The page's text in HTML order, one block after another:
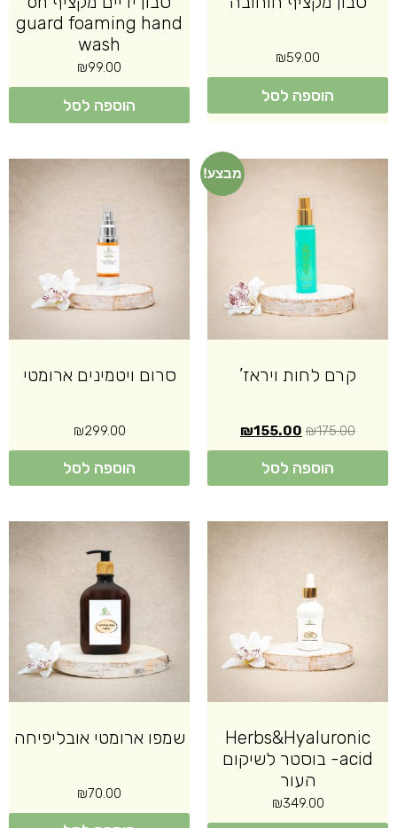
₪59.00
הוספה לסל
guard foaming hand
wash
₪99.00
הוספה לסל
מבצע!
קרם לחות ויראז’
₪175.00
₪155.00
הוספה לסל
סרום ויטמינים ארומטי
₪299.00
הוספה לסל
Herbs&Hyaluronic
acid- בוסטר לשיקום
העור
₪349.00
שמפו ארומטי אובליפיחה
₪70.00